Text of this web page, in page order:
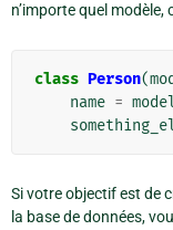
n’importe quel
class Person(
name =
Si votre objectif est de
la base de données,